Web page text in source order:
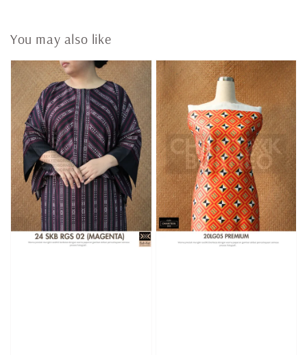
You may also like